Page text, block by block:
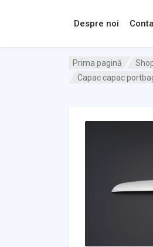
Despre noi
Prima pagină
Capac capac